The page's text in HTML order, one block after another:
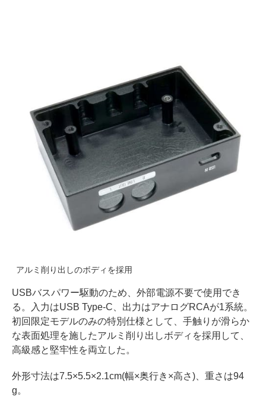
アルミ削り出しのボディを採用
USBバスパワー駆動のため、外部電源不要で使用でき
る。入力はUSB Type-C、出力はアナログRCAが1系統。
初回限定モデルのみの特別仕様として、手触りが滑らか
な表面処理を施したアルミ削り出しボディを採用して、
高級感と堅牢性を両立した。
外形寸法は7.5×5.5×2.1cm(幅×奥行き×高さ)、重さは94
g。